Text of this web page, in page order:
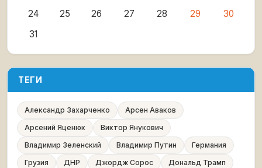
24
25 26 27 28 29
30
31
ТЕГИ
Александр Захарченко
Арсен Аваков
Арсений Яценюк
Виктор Янукович
Владимир Зеленский
Владимир Путин
Германия
Грузия
ДНР Джордж Сорос
Дональд Трамп